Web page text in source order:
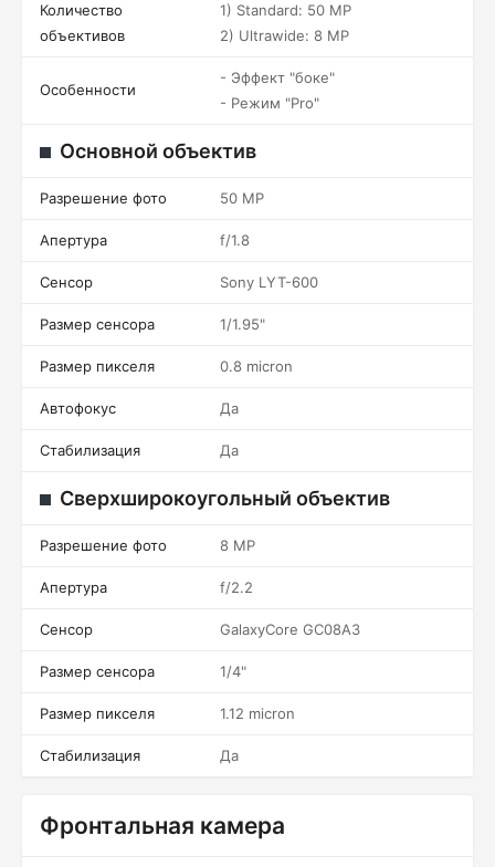
Количество
объективов
1) Standard: 50 MP
2) Ultrawide: 8 MP
Особенности
- Эффект "боке"
- Режим "Pro"
Основной объектив
Разрешение фото 50 MP
Апертура f/1.8
Сенсор Sony LYT-600
Размер сенсора 1/1.95"
Размер пикселя 0.8 micron
Автофокус Да
Стабилизация Да
Сверхширокоугольный объектив
Разрешение фото 8 MP
Апертура f/2.2
Сенсор GalaxyCore GC08A3
Размер сенсора 1/4"
Размер пикселя 1.12 micron
Стабилизация Да
Фронтальная камера